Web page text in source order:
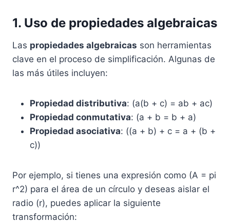
1. Uso de propiedades algebraicas
Las propiedades algebraicas son herramientas
clave en el proceso de simplificación. Algunas de
las más útiles incluyen:
Propiedad distributiva: (a(b + c) = ab + ac)
Propiedad conmutativa: (a + b = b + a)
Propiedad asociativa: ((a + b) + c = a + (b +
c))
Por ejemplo, si tienes una expresión como (A = pi
r^2) para el área de un círculo y deseas aislar el
radio (r), puedes aplicar la siguiente
transformación: